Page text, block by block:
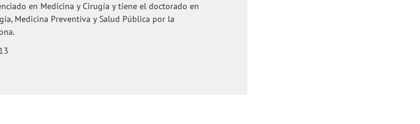
en Medicina y Cirugía y tiene el doctorado en
Medicina Preventiva y Salud Pública por la